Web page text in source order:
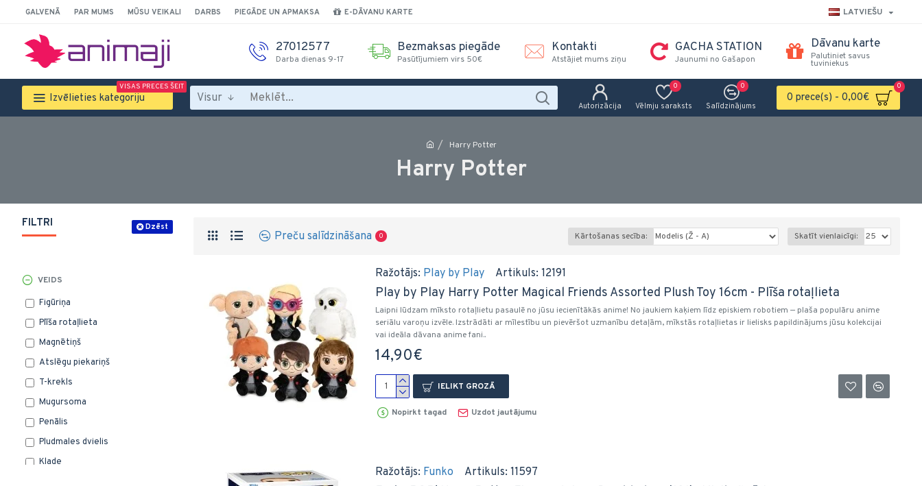
GALVENĀ PAR MUMS MŪSU VEIKALI DARBS PIEGĀDE UN APMAKSA E-DĀVANU KARTE LATVIEŠU
27012577
Darba dienas 9-17
Bezmaksas piegāde
Pasūtījumiem virs 50€
Kontakti
Atstājiet mums ziņu
GACHA STATION
Jaunumi no Gašapon
Dāvanu karte
Palutiniet savus
tuviniekus
Izvēlieties kategoriju
VISAS PRECES ŠEIT
Visur
Autorizācija Vēlmju saraksts
0
Salīdzinājums
0
0 prece(s) - 0,00€
0
Harry Potter
Harry Potter
FILTRI Dzēst
VEIDS
Figūriņa
Plīša rotaļlieta
Magnētiņš
Atslēgu piekariņš
T-krekls
Mugursoma
Penālis
Pludmales dvielis
Klade
Preču salīdzināšana 0 Kārtošanas secība: Skatīt vienlaicīgi:
Ražotājs: Play by Play Artikuls: 12191
Play by Play Harry Potter Magical Friends Assorted Plush Toy 16cm - Plīša rotaļlieta
Laipni lūdzam mīksto rotaļlietu pasaulē no jūsu iecienītākās anime! No jaukiem kaķiem līdz episkiem robotiem — plaša populāru anime
seriālu varoņu izvēle. Izstrādāti ar mīlestību un pievēršot uzmanību detaļām, mīkstās rotaļlietas ir lielisks papildinājums jūsu kolekcijai
vai ideāla dāvana anime fani..
14,90€
IELIKT GROZĀ
Nopirkt tagad Uzdot jautājumu
Ražotājs: Funko Artikuls: 11597